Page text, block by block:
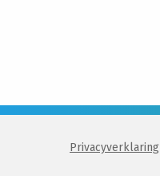
Privacyverklaring